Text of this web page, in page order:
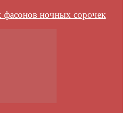
фасонов ночных сорочек